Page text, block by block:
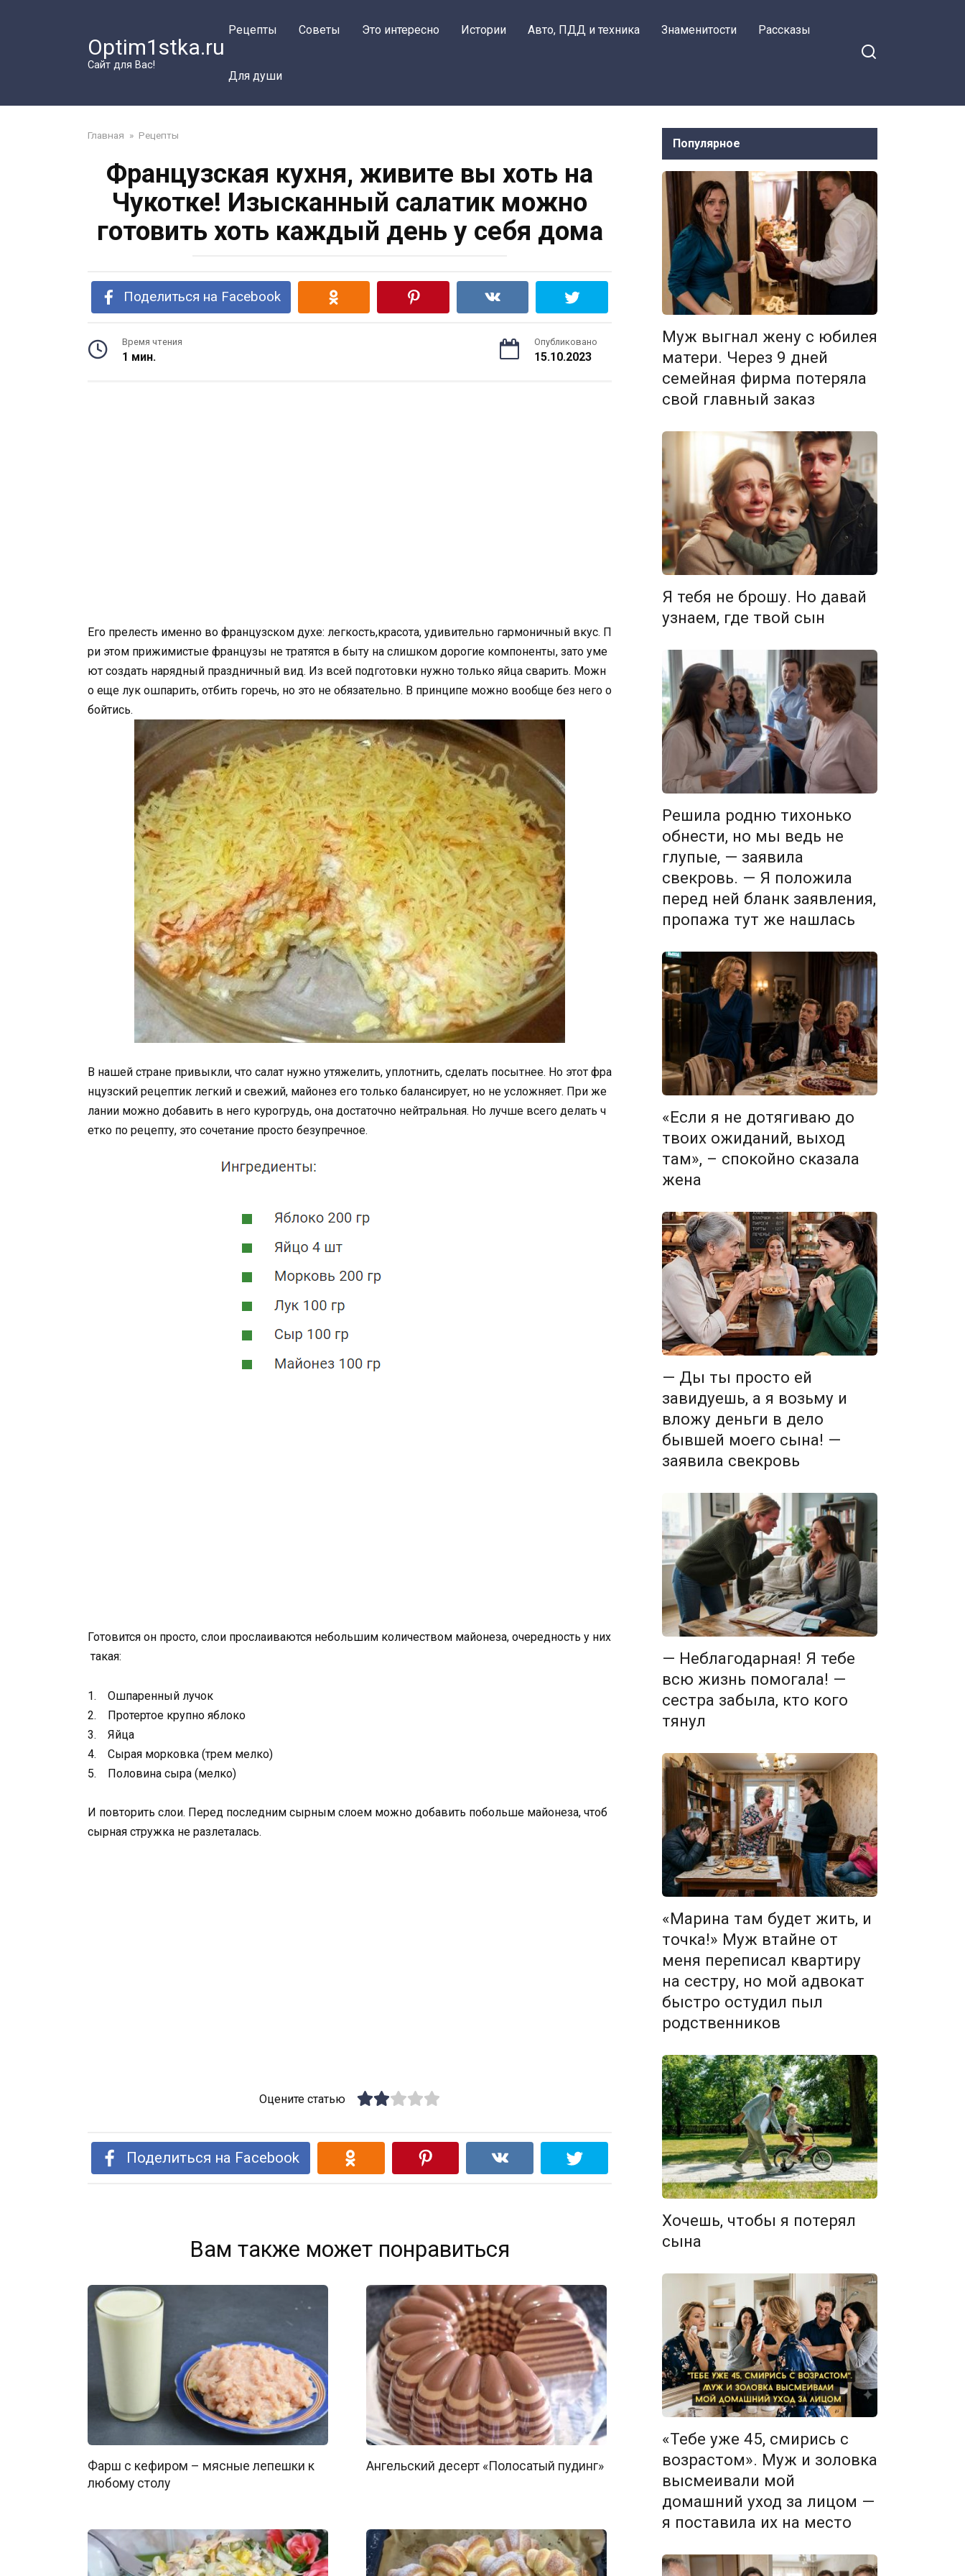
Optim1stka.ru
Сайт для Вас!
Рецепты Советы Это интересно Истории Авто, ПДД и техника Знаменитости Рассказы
Для души
Главная » Рецепты
Французская кухня, живите вы хоть на
Чукотке! Изысканный салатик можно
готовить хоть каждый день у себя дома
Поделиться на Facebook
Время чтения
1 мин.
Опубликовано
15.10.2023
Его прелесть именно во французском духе: легкость,красота, удивительно гармоничный вкус. П
ри этом прижимистые французы не тратятся в быту на слишком дорогие компоненты, зато уме
ют создать нарядный праздничный вид. Из всей подготовки нужно только яйца сварить. Можн
о еще лук ошпарить, отбить горечь, но это не обязательно. В принципе можно вообще без него о
бойтись.
В нашей стране привыкли, что салат нужно утяжелить, уплотнить, сделать посытнее. Но этот фра
нцузский рецептик легкий и свежий, майонез его только балансирует, но не усложняет. При же
лании можно добавить в него курогрудь, она достаточно нейтральная. Но лучше всего делать ч
етко по рецепту, это сочетание просто безупречное.
Готовится он просто, слои прослаиваются небольшим количеством майонеза, очередность у них
такая:
1. Ошпаренный лучок
2. Протертое крупно яблоко
3. Яйца
4. Сырая морковка (трем мелко)
5. Половина сыра (мелко)
И повторить слои. Перед последним сырным слоем можно добавить побольше майонеза, чтоб
сырная стружка не разлеталась.
Оцените статью
Поделиться на Facebook
Вам также может понравиться
Фарш с кефиром – мясные лепешки к
любому столу
Ангельский десерт «Полосатый пудинг»
Популярное
Муж выгнал жену с юбилея
матери. Через 9 дней
семейная фирма потеряла
свой главный заказ
Я тебя не брошу. Но давай
узнаем, где твой сын
Решила родню тихонько
обнести, но мы ведь не
глупые, — заявила
свекровь. — Я положила
перед ней бланк заявления,
пропажа тут же нашлась
«Если я не дотягиваю до
твоих ожиданий, выход
там», – спокойно сказала
жена
— Ды ты просто ей
завидуешь, а я возьму и
вложу деньги в дело
бывшей моего сына! —
заявила свекровь
— Неблагодарная! Я тебе
всю жизнь помогала! —
сестра забыла, кто кого
тянул
«Марина там будет жить, и
точка!» Муж втайне от
меня переписал квартиру
на сестру, но мой адвокат
быстро остудил пыл
родственников
Хочешь, чтобы я потерял
сына
«Тебе уже 45, смирись с
возрастом». Муж и золовка
высмеивали мой
домашний уход за лицом —
я поставила их на место
своем пульте